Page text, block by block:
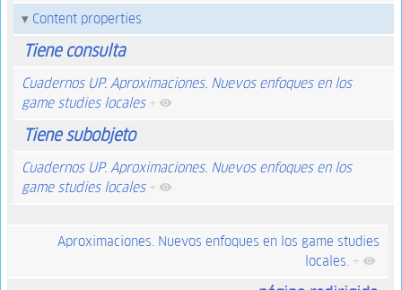
Content properties
Tiene consulta
Cuadernos UP. Aproximaciones. Nuevos enfoques en los
game studies locales +
Tiene subobjeto
Cuadernos UP. Aproximaciones. Nuevos enfoques en los
game studies locales +
Aproximaciones. Nuevos enfoques en los game studies
locales. +